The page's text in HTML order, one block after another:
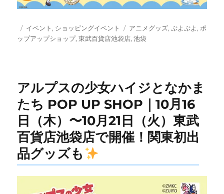
投
稿
カ
テ
イベント , ショッピングイベント
タ
グ
アニメグッズ,ぷよぷよ , ポ
ップアップショップ,東武百貨店池袋店,池袋
アルプスの少女ハイジとなかま
たち POP UP SHOP｜10月16
日（木）〜10月21日（火）東武
百貨店池袋店で開催！関東初出
品グッズも